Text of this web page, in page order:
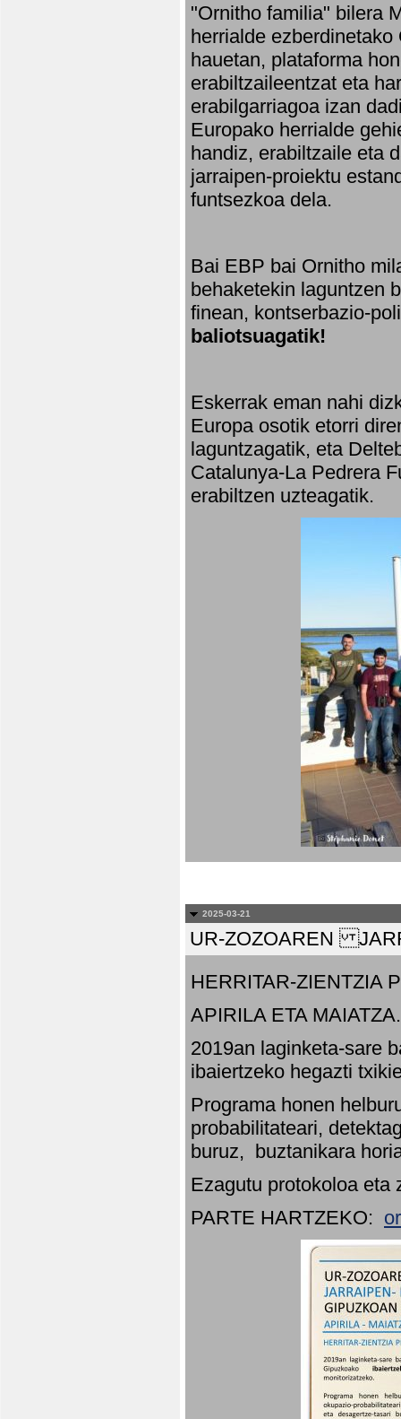
"Ornitho familia" bilera
herrialde
hauetan, plataforma
erabiltzaileentzat eta
erabilgarriagoa izan
Europako herrialde
handiz, erabiltzaile eta
jarraipen-proiektu
funtsezkoa dela.
Bai EBP bai Ornitho
behaketekin laguntzen
finean, kontserbazio-
baliotsuagatik!
Eskerrak eman nahi
Europa osotik etorri
laguntzagatik, eta
Catalunya-La Pedrera
erabiltzen uzteagatik.
2025-03-21
UR-ZOZOAREN
HERRITAR-ZIENTZIA
APIRILA ETA MAIATZA.
2019an laginketa-sare
ibaiertzeko hegazti
Programa honen
probabilitateari,
buruz, buztanikara
Ezagutu protokoloa eta
PARTE HARTZEKO: